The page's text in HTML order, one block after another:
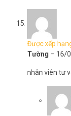
Được xếp
Tường – 16/
nhân viên tư